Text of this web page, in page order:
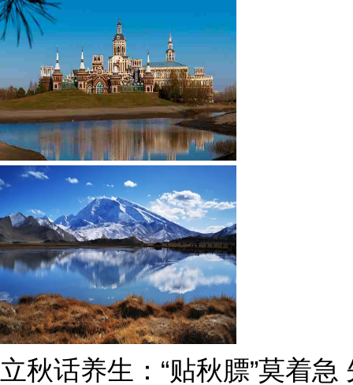
立秋话养生：“贴秋膘”莫着急